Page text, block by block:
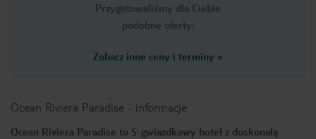
Przygotowaliśmy dla Ciebie
podobne oferty:
Zobacz inne ceny i terminy »
Ocean Riviera Paradise - informacje
Ocean Riviera Paradise to 5-gwiazdkowy hotel z doskonałą